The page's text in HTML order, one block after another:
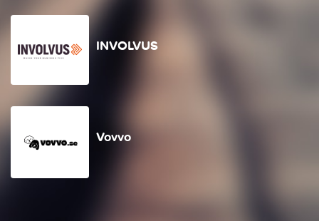
INVOLVUS
Vovvo